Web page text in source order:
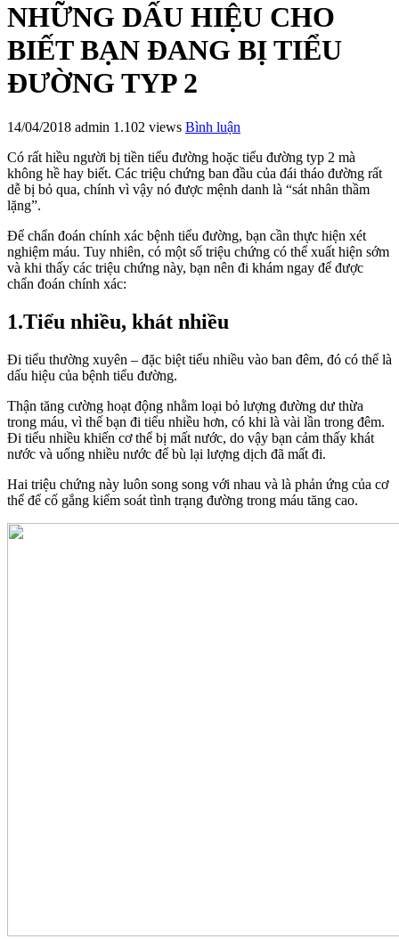
NHỮNG DẤU HIỆU CHO
BIẾT BẠN ĐANG BỊ TIỂU
ĐƯỜNG TYP 2
14/04/2018 admin 1.102 views Bình luận
Có rất hiều người bị tiền tiểu đường hoặc tiểu đường typ 2 mà
không hề hay biết. Các triệu chứng ban đầu của đái tháo đường rất
dễ bị bỏ qua, chính vì vậy nó được mệnh danh là “sát nhân thầm
lặng”.
Để chẩn đoán chính xác bệnh tiểu đường, bạn cần thực hiện xét
nghiệm máu. Tuy nhiên, có một số triệu chứng có thể xuất hiện sớm
và khi thấy các triệu chứng này, bạn nên đi khám ngay để được
chẩn đoán chính xác:
1.Tiểu nhiều, khát nhiều
Đi tiểu thường xuyên – đặc biệt tiểu nhiều vào ban đêm, đó có thể là
dấu hiệu của bệnh tiểu đường.
Thận tăng cường hoạt động nhằm loại bỏ lượng đường dư thừa
trong máu, vì thế bạn đi tiểu nhiều hơn, có khi là vài lần trong đêm.
Đi tiểu nhiều khiến cơ thể bị mất nước, do vậy bạn cảm thấy khát
nước và uống nhiều nước để bù lại lượng dịch đã mất đi.
Hai triệu chứng này luôn song song với nhau và là phản ứng của cơ
thể để cố gắng kiểm soát tình trạng đường trong máu tăng cao.